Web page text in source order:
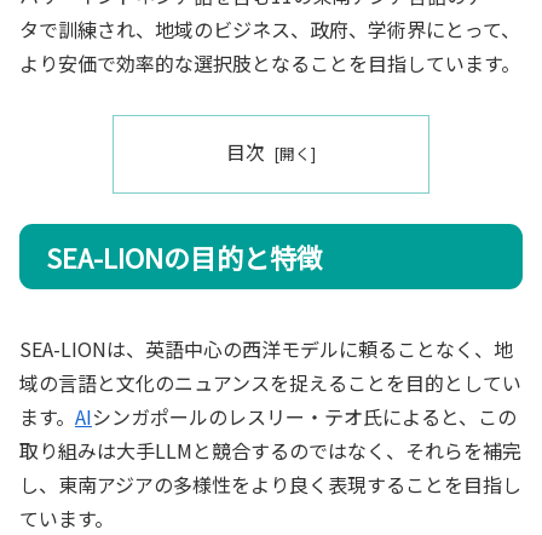
タで訓練され、地域のビジネス、政府、学術界にとって、
より安価で効率的な選択肢となることを目指しています。
目次
SEA-LIONの目的と特徴
SEA-LIONは、英語中心の西洋モデルに頼ることなく、地
域の言語と文化のニュアンスを捉えることを目的としてい
ます。 AIシンガポールのレスリー・テオ氏によると、この
取り組みは大手LLMと競合するのではなく、それらを補完
し、東南アジアの多様性をより良く表現することを目指し
ています。